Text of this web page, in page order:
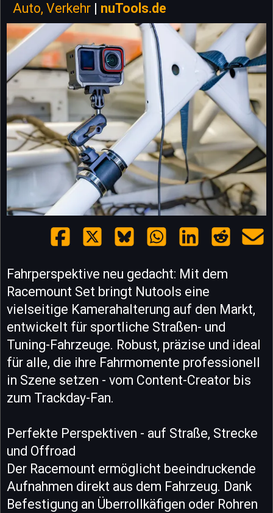
Auto, Verkehr | nuTools.de
Fahrperspektive neu gedacht: Mit dem
Racemount Set bringt Nutools eine
vielseitige Kamerahalterung auf den Markt,
entwickelt für sportliche Straßen- und
Tuning-Fahrzeuge. Robust, präzise und ideal
für alle, die ihre Fahrmomente professionell
in Szene setzen - vom Content-Creator bis
zum Trackday-Fan.
Perfekte Perspektiven - auf Straße, Strecke
und Offroad
Der Racemount ermöglicht beeindruckende
Aufnahmen direkt aus dem Fahrzeug. Dank
Befestigung an Überrollkäfigen oder Rohren